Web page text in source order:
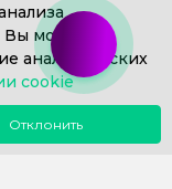
302-606
9:00 до 18:00
можете
аналитических
cookie
Отклонить